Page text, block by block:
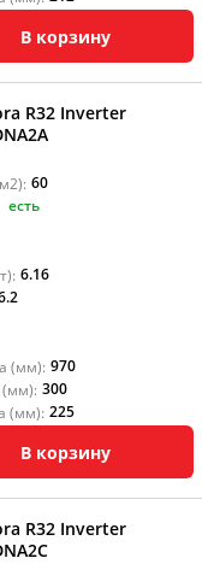
В корзину
R32 Inverter
60
есть
6.16
(мм): 970
(мм): 300
(мм): 225
В корзину
R32 Inverter